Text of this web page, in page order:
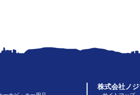
株式会社ノ